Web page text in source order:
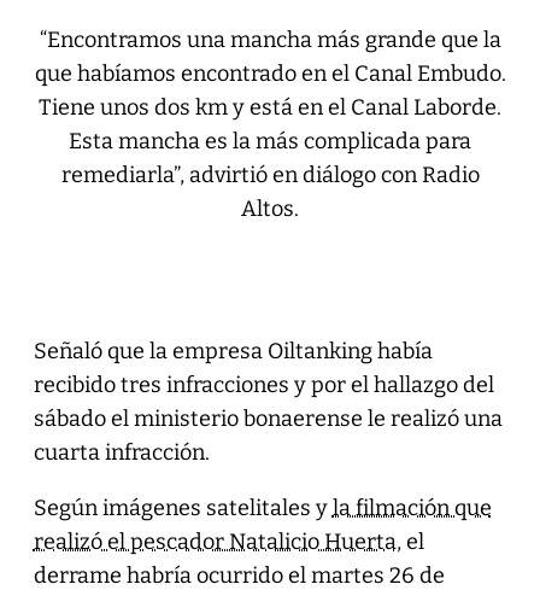
“Encontramos una mancha más grande que la
que habíamos encontrado en el Canal Embudo.
Tiene unos dos km y está en el Canal Laborde.
Esta mancha es la más complicada para
remediarla”, advirtió en diálogo con Radio
Altos.
Señaló que la empresa Oiltanking había
recibido tres infracciones y por el hallazgo del
sábado el ministerio bonaerense le realizó una
cuarta infracción.
Según imágenes satelitales yla filmación que
realizó el pescador Natalicio Huerta, el
derrame habría ocurrido el martes 26 de